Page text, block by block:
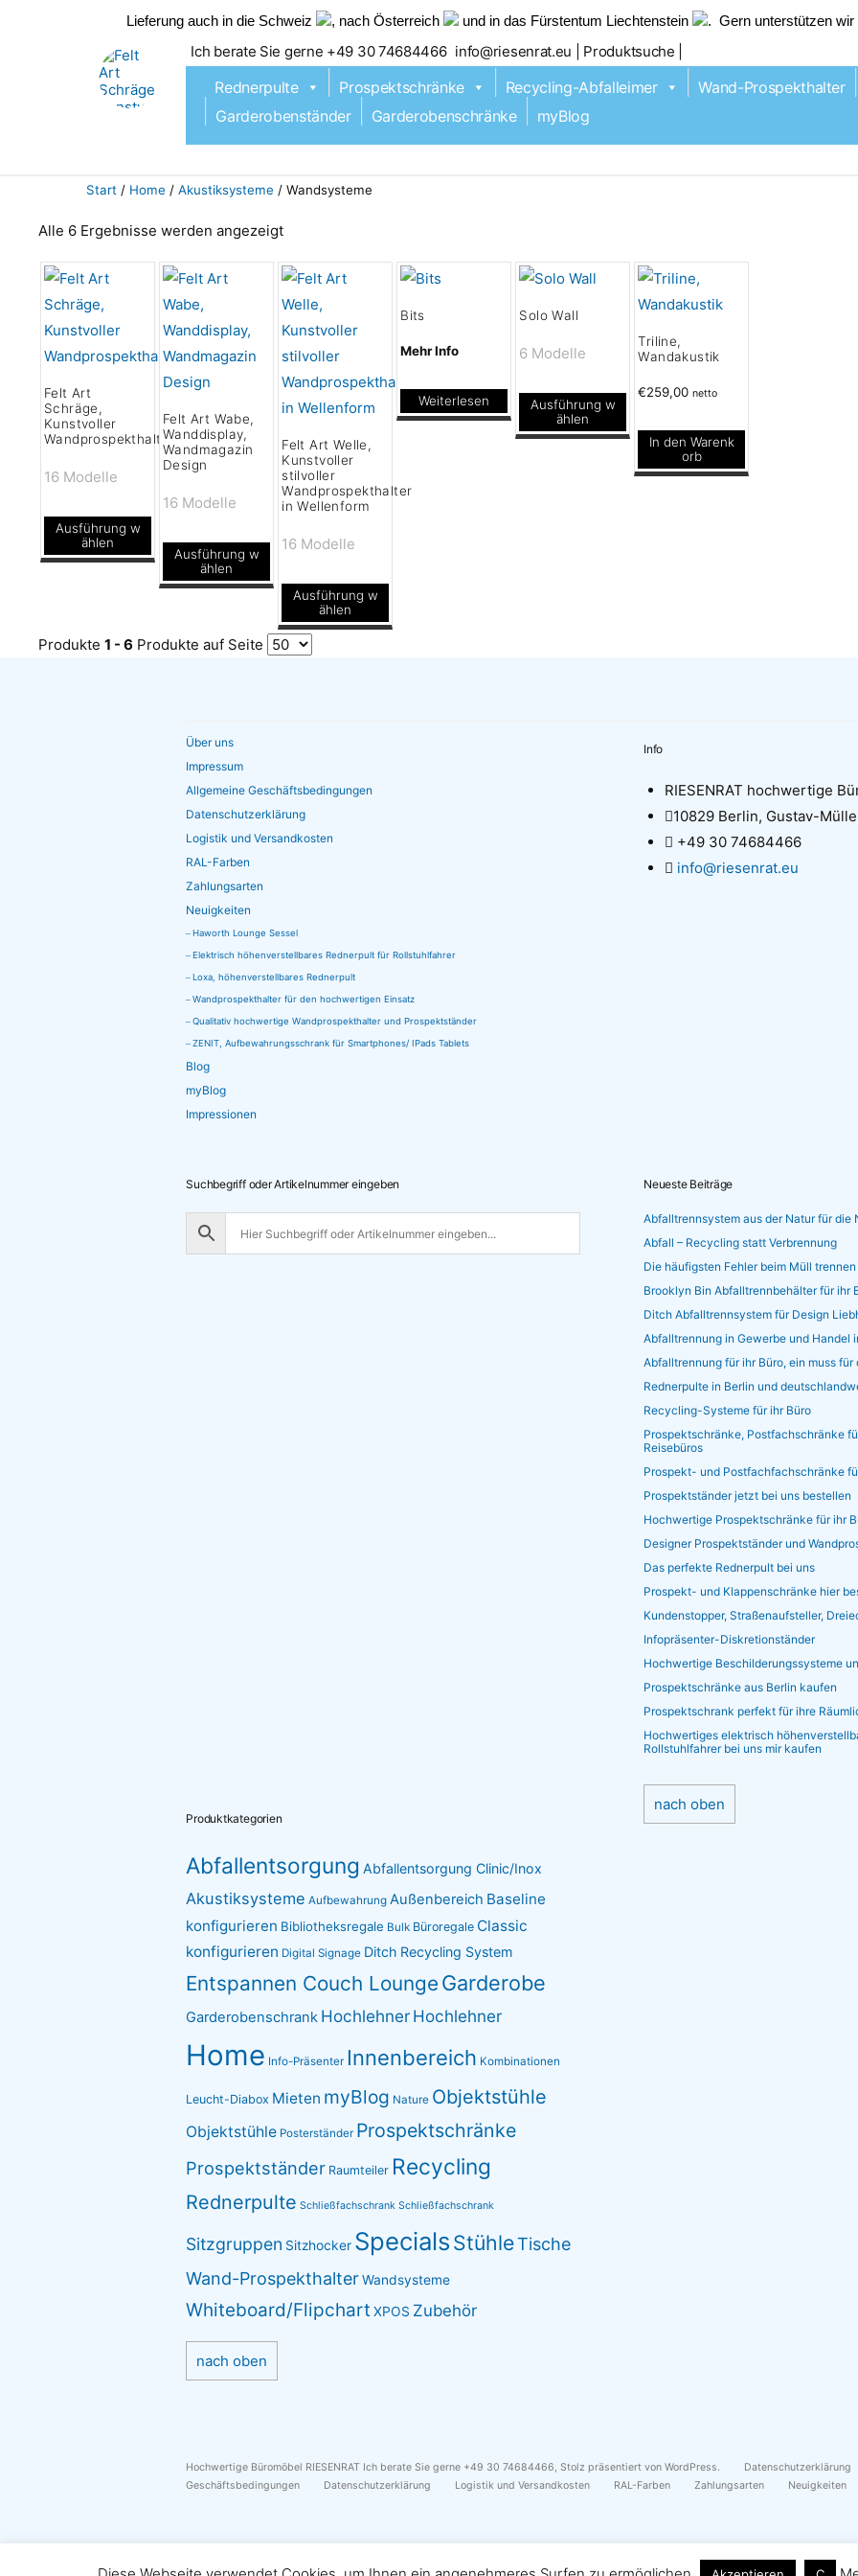
Lieferung auch in die Schweiz , nach Österreich und in das Fürstentum Liechtenstein . Gern unterstützen
Ich berate Sie gerne +49 30 74684466 info@riesenrat.eu | Produktsuche |
Rednerpulte Prospektschränke Recycling-Abfalleimer Wand-Prospekthalter
Garderobenständer
Garderobenschränke myBlog
Start / Home / Akustiksysteme / Wandsysteme
Alle 6 Ergebnisse werden angezeigt
Felt Art
Schräge,
Kunstvoller
Wandprospekthalter
16 Modelle
Ausführung w
ählen
Dieses
mehrere
Felt Art Wabe,
Wanddisplay,
Wandmagazin
Design
16 Modelle
Ausführung w
ählen
Dieses
weist
Optionen
können
Produktseite
gewählt
werden
Felt Art Welle,
Kunstvoller
stilvoller
Wandprospekthalter
in Wellenform
16 Modelle
Ausführung w
ählen
Dieses
Produkt
Die
Optionen
können
werden
Bits
Mehr Info
Weiterlesen
Solo Wall
6 Modelle
Ausführung w
ählen
Dieses
Triline,
Wandakustik
€259,00 netto
In den Warenk
orb
Produkte 1 - 6 Produkte auf Seite
Über uns
Impressum
Allgemeine Geschäftsbedingungen
Datenschutzerklärung
Logistik und Versandkosten
RAL-Farben
Zahlungsarten
Neuigkeiten
Haworth Lounge Sessel
Elektrisch höhenverstellbares Rednerpult für Rollstuhlfahrer
Loxa, höhenverstellbares Rednerpult
Wandprospekthalter für den hochwertigen Einsatz
Qualitativ hochwertige Wandprospekthalter und Prospektständer
ZENIT, Aufbewahrungsschrank für Smartphones/ IPads Tablets
Blog
myBlog
Impressionen
Info
RIESENRAT hochwertige
10829 Berlin, Gustav-
+49 30 74684466
info@riesenrat.eu
Suchbegriff oder Artikelnummer eingeben Neueste Beiträge
Abfalltrennsystem aus der Natur für die
Abfall – Recycling statt Verbrennung
Die häufigsten Fehler beim Müll trennen
Brooklyn Bin Abfalltrennbehälter für ihr
Ditch Abfalltrennsystem für Design
Abfalltrennung in Gewerbe und Handel
Abfalltrennung für ihr Büro, ein muss für
Rednerpulte in Berlin und
Recycling-Systeme für ihr Büro
Prospektschränke, Postfachschränke
Reisebüros
Prospekt- und Postfachfachschränke
Prospektständer jetzt bei uns bestellen
Hochwertige Prospektschränke für ihr
Designer Prospektständer und
Das perfekte Rednerpult bei uns
Prospekt- und Klappenschränke hier
Kundenstopper, Straßenaufsteller,
Infopräsenter-Diskretionständer
Hochwertige Beschilderungssysteme
Prospektschränke aus Berlin kaufen
Prospektschrank perfekt für ihre
Hochwertiges elektrisch
Rollstuhlfahrer bei uns mir kaufen
Produktkategorien
Abfallentsorgung Abfallentsorgung Clinic/Inox
Akustiksysteme Aufbewahrung Außenbereich Baseline
konfigurieren Bibliotheksregale Bulk Büroregale Classic
konfigurieren Digital Signage Ditch Recycling System
Entspannen Couch Lounge Garderobe
Garderobenschrank HochlehnerHochlehner
Home Info-Präsenter Innenbereich Kombinationen
Leucht-Diabox Mieten myBlog Nature Objektstühle
Objektstühle Posterständer Prospektschränke
Prospektständer Raumteiler Recycling
Rednerpulte Schließfachschrank Schließfachschrank
Sitzgruppen Sitzhocker SpecialsStühleTische
Wand-Prospekthalter Wandsysteme
Whiteboard/Flipchart XPOS Zubehör
nach oben
nach oben
Hochwertige Büromöbel RIESENRAT Ich berate Sie gerne +49 30 74684466,Stolz präsentiert von WordPress. Datenschutzerklärung
Geschäftsbedingungen
Datenschutzerklärung Logistik und Versandkosten RAL-Farben Zahlungsarten Neuigkeiten